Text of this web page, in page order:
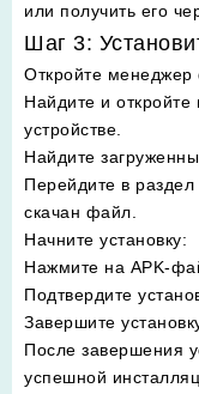
или получить его
Шаг 3:
Откройте
Найдите и
устройстве.
Найдите
Перейдите в раздел
скачан файл.
Начните установку:
Нажмите на APK-
Подтвердите
Завершите
После завершения
успешной